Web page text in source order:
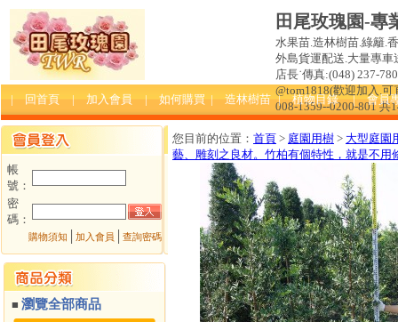
田尾玫瑰園-專
水果苗.造林樹苗.綠籬.
外島貨運配送.大量專車
店長˙傳真:(048) 237-
@tom1818(歡迎加入.
008-1359--0200-801 共
| 回首頁 | 加入會員 | 如何購買 | 造林樹苗 | 植物目錄 | 會員
帳
號：
密
碼：
購物須知 加入會員 查詢密碼
■瀏覽全部商品
您目前的位置： 首頁 > 庭園用樹 > 大型庭園
藝、雕刻之良材。竹柏有個特性，就是不